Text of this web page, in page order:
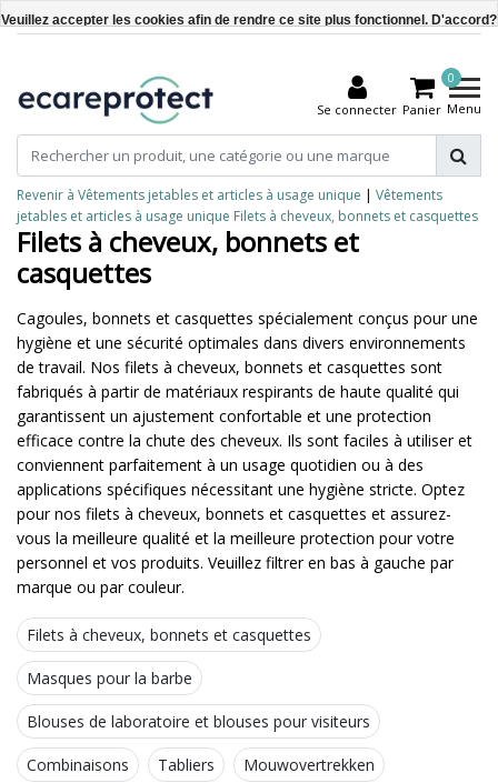
Se connecter
0
Panier Menu
Revenir à Vêtements jetables et articles à usage unique | Vêtements
jetables et articles à usage unique Filets à cheveux, bonnets et casquettes
Filets à cheveux, bonnets et
casquettes
Cagoules, bonnets et casquettes spécialement conçus pour une
hygiène et une sécurité optimales dans divers environnements
de travail. Nos filets à cheveux, bonnets et casquettes sont
fabriqués à partir de matériaux respirants de haute qualité qui
garantissent un ajustement confortable et une protection
efficace contre la chute des cheveux. Ils sont faciles à utiliser et
conviennent parfaitement à un usage quotidien ou à des
applications spécifiques nécessitant une hygiène stricte. Optez
pour nos filets à cheveux, bonnets et casquettes et assurez-
vous la meilleure qualité et la meilleure protection pour votre
personnel et vos produits. Veuillez filtrer en bas à gauche par
marque ou par couleur.
Filets à cheveux, bonnets et casquettes
Masques pour la barbe
Blouses de laboratoire et blouses pour visiteurs
Combinaisons Tabliers Mouwovertrekken
Veuillez accepter les cookies afin de rendre ce site plus fonctionnel. D'accord?